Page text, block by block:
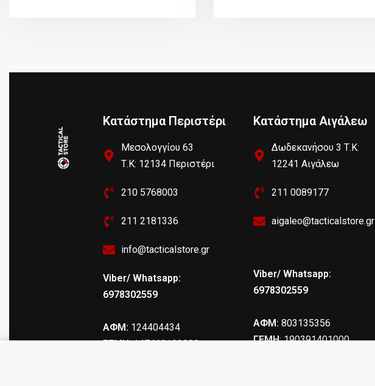
Κατάστημα Περιστέρι
Μεσολογγίου 63
Τ.Κ: 12134 Περιστέρι
210 5768003
211 2181336
info@tacticalstore.gr
Viber/ Whatsapp:
6978302559
ΑΦΜ: 124404434
ΓΕΜΗ: 147469103000
Κατάστημα Αιγάλεω
Δωδεκανήσου 3 Τ.Κ:
12241 Αιγάλεω
211 0089177
aigaleo@tacticalstore.gr
Viber/ Whatsapp:
6978302559
ΑΦΜ: 803135356
ΓΕΜΗ: 190391401000